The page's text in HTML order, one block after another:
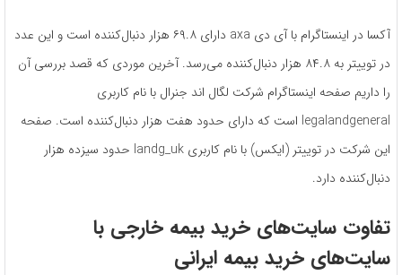
آکسا در اینستاگرام با آی دی axa دارای ۶۹.۸ هزار دنبال‌کننده است و این عدد
در توییتر به ۸۴.۸ هزار دنبال‌کننده می‌رسد. آخرین موردی که قصد بررسی آن
را داریم صفحه اینستاگرام شرکت لگال اند جنرال با نام کاربری
legalandgeneral است که دارای حدود هفت هزار دنبال‌کننده است. صفحه
این شرکت در توییتر (ایکس) با نام کاربری landg_uk حدود سیزده هزار
دنبال‌کننده دارد.
تفاوت سایت‌های خرید بیمه خارجی با
سایت‌های خرید بیمه ایرانی